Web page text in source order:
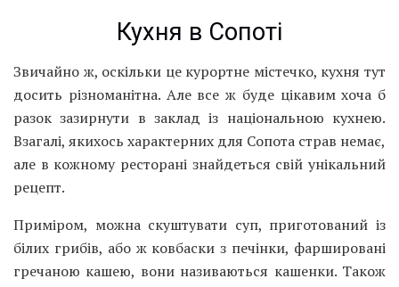
Кухня в Сопоті
Звичайно ж, оскільки це курортне містечко, кухня тут
досить різноманітна. Але все ж буде цікавим хоча б
разок зазирнути в заклад із національною кухнею.
Взагалі, якихось характерних для Сопота страв немає,
але в кожному ресторані знайдеться свій унікальний
рецепт.
Приміром, можна скуштувати суп, приготований із
білих грибів, або ж ковбаски з печінки, фаршировані
гречаною кашею, вони називаються кашенки. Також